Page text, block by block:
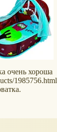
очень хороша
1985756.html